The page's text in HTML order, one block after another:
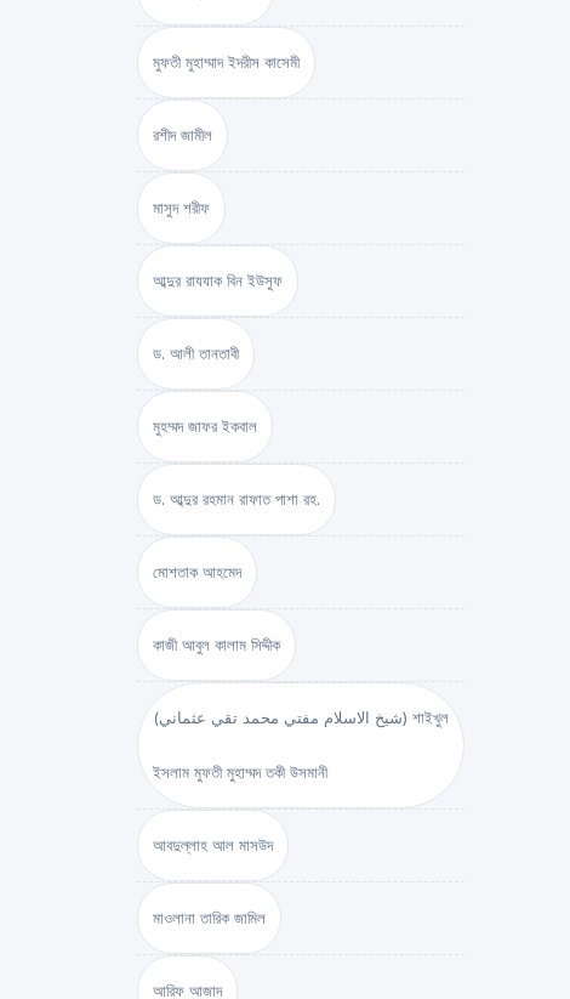
মুফতী মুহাম্মাদ ইদরীস কাসেমী
রশীদ জামীল
মাসুদ শরীফ
আব্দুর রাযযাক বিন ইউসুফ
ড. আলী তানতাবী
মুহম্মদ জাফর ইকবাল
ড. আব্দুর রহমান রাফাত পাশা রহ.
মোশতাক আহমেদ
কাজী আবুল কালাম সিদ্দীক
(شيخ الاسلام مفتي محمد تقي عثماني) শাইখুল
ইসলাম মুফতী মুহাম্মদ তকী উসমানী
আবদুল্লাহ আল মাসউদ
মাওলানা তারিক জামিল
আরিফ আজাদ